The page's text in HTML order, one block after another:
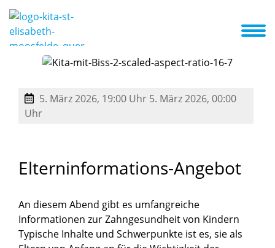
arbeiten wirAktuelles
5. März 2026, 19:00 Uhr 5. März 2026, 00:00
Uhr
Elterninformations-Angebot
An diesem Abend gibt es umfangreiche
Informationen zur Zahngesundheit von Kindern
Typische Inhalte und Schwerpunkte ist es, sie als